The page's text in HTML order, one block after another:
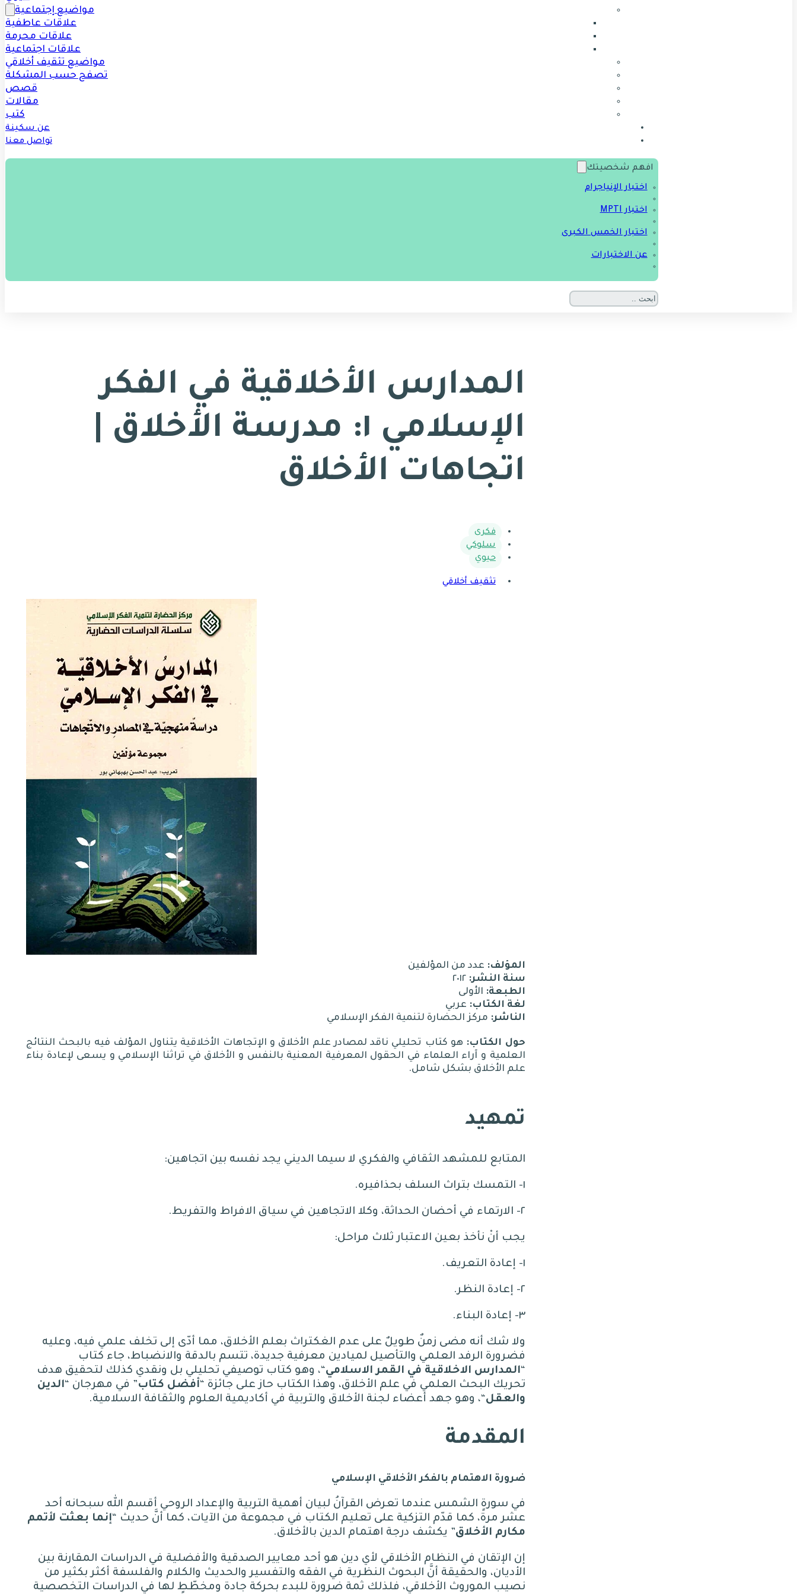
مواضيع إجتماعية
علاقات عاطفية
علاقات محرمة
علاقات اجتماعية
مواضيع تثقيف أخلاقي
تصفح حسب المشكلة
قصص
مقالات
كتب
عن سكينة
تواصل معنا
افهم شخصيتك
اختبار الإنياجرام
اختبار MPTI
اختبار الخمس الكبرى
عن الاختبارات
المدارس الأخلاقية في الفكر
الإسلامي ١: مدرسة الأخلاق |
اتجاهات الأخلاق
فكري
سلوكي
حيوي
تثقيف أخلاقي
المؤلف: عدد من المؤلفين
سنة النشر: ٢٠١٢
الطبعة: الأولى
لغة الكتاب: عربي
الناشر: مركز الحضارة لتنمية الفكر الإسلامي
حول الكتاب: هو كتاب تحليلي ناقد لمصادر علم الأخلاق و الإتجاهات الأخلاقية يتناول المؤلف فيه بالبحث النتائج
العلمية و آراء العلماء في الحقول المعرفية المعنية بالنفس و الأخلاق في تراثنا الإسلامي و يسعى لإعادة بناء
علم الأخلاق بشكل شامل.
تمهيد
المتابع للمشهد الثقافي والفكري لا سيما الديني يجد نفسه بين اتجاهين:
١- التمسك بتراث السلف بحذافيره .
٢- الارتماء في أحضان الحداثة، وكلا الاتجاهين في سياق الافراط والتفريط .
يجب أنْ نأخذ بعين الاعتبار ثلاث مراحل:
١- إعادة التعريف .
٢- إعادة النظر.
٣- إعادة البناء.
ولا شك أنه مضى زمنٌ طويلٌ على عدم الغكتراث بعلم الأخلاق، مما أدّى إلى تخلف علمي فيه، وعليه
فضرورة الرفد العلمي والتأصيل لميادين معرفية جديدة، تتسم بالدقة والانضباط، جاء كتاب
“المدارس الاخلاقية في القمر الاسلامي“، وهو كتاب توصيفي تحليلي بل ونقدي كذلك لتحقيق هدف
تحريك البحث العلمي في علم الأخلاق، وهذا الكتاب حاز على جائزة “أفضل كتاب” في مهرجان “الدين
والعقل“، وهو جهد أعضاء لجنة الأخلاق والتربية في أكاديمية العلوم والثقافة الاسلامية.
المقدمة
ضرورة الاهتمام بالفكر الأخلاقي الإسلامي
في سورة الشمس عندما تعرض القرآنُ لبيان أهمية التربية والإعداد الروحي أقسم الله سبحانه أحد
عشر مرةً، كما قدّم التزكية على تعليم الكتاب في مجموعة من الآيات، كما أنَّ حديث “إنما بعثت لأتمم
مكارم الأخلاق” يكشف درجة اهتمام الدين بالأخلاق.
إن الإتقان في النظام الأخلاقي لأي دين هو أحد معايير الصدقية والأفضلية في الدراسات المقارنة بين
الأديان، والحقيقة أنَّ البحوث النظرية في الفقه والتفسير والحديث والكلام والفلسفة أكثر بكثير من
نصيب الموروث الأخلاقي، فلذلك ثمة ضرورة للبدء بحركة جادة ومخطّطٍ لها في الدراسات التخصصية